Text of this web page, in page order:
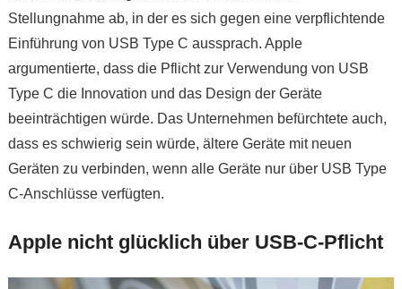
Stellungnahme ab, in der es sich gegen eine verpflichtende
Einführung von USB Type C aussprach. Apple
argumentierte, dass die Pflicht zur Verwendung von USB
Type C die Innovation und das Design der Geräte
beeinträchtigen würde. Das Unternehmen befürchtete auch,
dass es schwierig sein würde, ältere Geräte mit neuen
Geräten zu verbinden, wenn alle Geräte nur über USB Type
C-Anschlüsse verfügten.
Apple nicht glücklich über USB-C-Pflicht